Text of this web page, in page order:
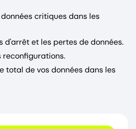
critiques dans les
d'arrêt et les pertes de données.
reconfigurations.
total de vos données dans les